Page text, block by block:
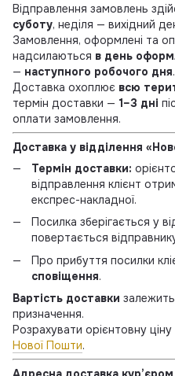
Відправлення замовлень
суботу, неділя — вихідний
Замовлення, оформлені та
надсилаються в день
— наступного робочого дня.
Доставка охоплює всю
термін доставки — 1–3 дні
оплати замовлення.
Доставка у відділення
Термін доставки:
відправлення клієнт
експрес-накладної.
Посилка зберігається у
повертається
Про прибуття посилки
сповіщення.
Вартість доставки залежить
призначення.
Розрахувати орієнтовну
Нової Пошти.